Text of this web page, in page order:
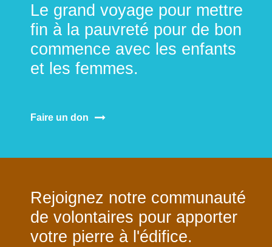
Le grand voyage pour mettre
fin à la pauvreté pour de bon
commence avec les enfants
et les femmes.
Faire un don
Rejoignez notre communauté
de volontaires pour apporter
votre pierre à l'édifice.